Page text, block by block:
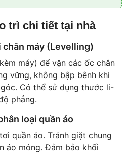
trì chi tiết tại nhà
chân máy (Levelling)
máy) để vặn các ốc chân
vững, không bập bênh khi
Có thể sử dụng thước li-
phẳng.
loại quần áo
quần áo. Tránh giặt chung
áo mỏng. Đảm bảo khối